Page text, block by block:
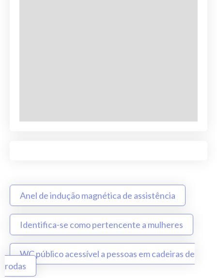
Anel de indução magnética de assistência
Identifica-se como pertencente a mulheres
WC público acessível a pessoas em cadeiras de
rodas